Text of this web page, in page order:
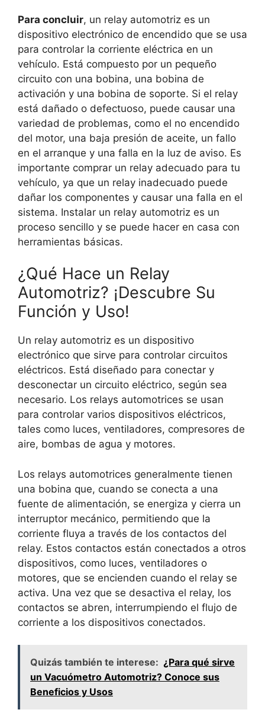
Para concluir, un relay automotriz es un
dispositivo electrónico de encendido que se usa
para controlar la corriente eléctrica en un
vehículo. Está compuesto por un pequeño
circuito con una bobina, una bobina de
activación y una bobina de soporte. Si el relay
está dañado o defectuoso, puede causar una
variedad de problemas, como el no encendido
del motor, una baja presión de aceite, un fallo
en el arranque y una falla en la luz de aviso. Es
importante comprar un relay adecuado para tu
vehículo, ya que un relay inadecuado puede
dañar los componentes y causar una falla en el
sistema. Instalar un relay automotriz es un
proceso sencillo y se puede hacer en casa con
herramientas básicas.
¿Qué Hace un Relay
Automotriz? ¡Descubre Su
Función y Uso!
Un relay automotriz es un dispositivo
electrónico que sirve para controlar circuitos
eléctricos. Está diseñado para conectar y
desconectar un circuito eléctrico, según sea
necesario. Los relays automotrices se usan
para controlar varios dispositivos eléctricos,
tales como luces, ventiladores, compresores de
aire, bombas de agua y motores.
Los relays automotrices generalmente tienen
una bobina que, cuando se conecta a una
fuente de alimentación, se energiza y cierra un
interruptor mecánico, permitiendo que la
corriente fluya a través de los contactos del
relay. Estos contactos están conectados a otros
dispositivos, como luces, ventiladores o
motores, que se encienden cuando el relay se
activa. Una vez que se desactiva el relay, los
contactos se abren, interrumpiendo el flujo de
corriente a los dispositivos conectados.
Quizás también te interese: ¿Para qué sirve
un Vacuómetro Automotriz? Conoce sus
Beneficios y Usos